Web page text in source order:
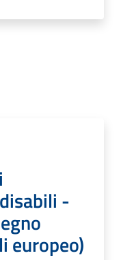
-
europeo)